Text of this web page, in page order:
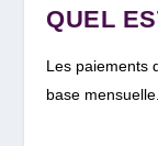
QUEL
Les paiements
base